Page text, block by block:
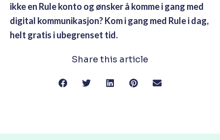
ikke en Rule konto og ønsker å komme i gang med
digital kommunikasjon? Kom i gang med Rule i dag,
helt gratis i ubegrenset tid.
Share this article